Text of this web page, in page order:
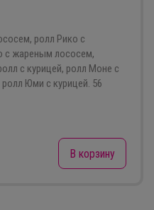
ролл Рико с
с жареным лососем,
с курицей, ролл Моне с
Юми с курицей. 56
В корзину